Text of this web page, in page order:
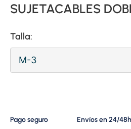
SUJETACABLES
Talla:
Pago seguro Envíos en 24/48h